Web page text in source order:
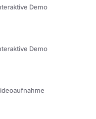
Demo
Demo